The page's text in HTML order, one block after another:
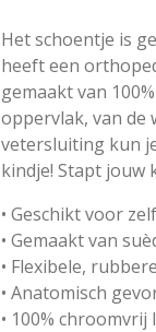
Het schoentje is
heeft een
gemaakt van
oppervlak, van de
vetersluiting kun
kindje! Stapt jouw
• Geschikt voor
• Gemaakt van
• Flexibele,
• Anatomisch
• 100%